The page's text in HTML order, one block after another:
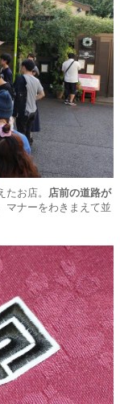
お店。 店前の道路が
マナーをわきまえて並